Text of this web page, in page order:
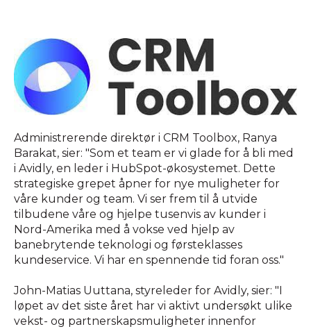
Administrerende direktør i CRM Toolbox, Ranya
Barakat, sier: "Som et team er vi glade for å bli med
i Avidly, en leder i HubSpot-økosystemet. Dette
strategiske grepet åpner for nye muligheter for
våre kunder og team. Vi ser frem til å utvide
tilbudene våre og hjelpe tusenvis av kunder i
Nord-Amerika med å vokse ved hjelp av
banebrytende teknologi og førsteklasses
kundeservice. Vi har en spennende tid foran oss."
John-Matias Uuttana, styreleder for Avidly, sier: "I
løpet av det siste året har vi aktivt undersøkt ulike
vekst- og partnerskapsmuligheter innenfor